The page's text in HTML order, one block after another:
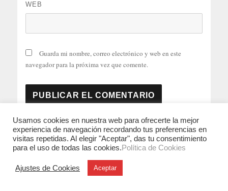
WEB
Guarda mi nombre, correo electrónico y web en este
navegador para la próxima vez que comente.
Este sitio usa Akismet para reducir el spam.Aprende
cómo se procesan los datos de tus comentarios.
Usamos cookies en nuestra web para ofrecerte la mejor
experiencia de navegación recordando tus preferencias en
visitas repetidas. Al elegir "Aceptar", das tu consentimiento
para el uso de todas las cookies.Política de Cookies
Ajustes de Cookies Aceptar